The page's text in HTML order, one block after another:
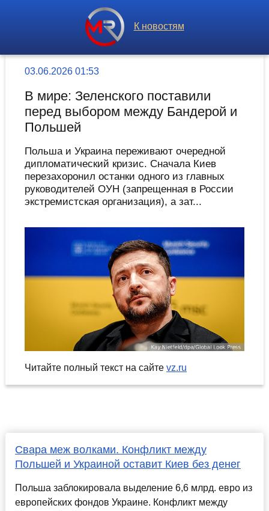
К новостям
03.06.2026 01:53
В мире: Зеленского поставили
перед выбором между Бандерой и
Польшей
Польша и Украина переживают очередной
дипломатический кризис. Сначала Киев
перезахоронил останки одного из главных
руководителей ОУН (запрещенная в России
экстремистская организация), а зат...
Читайте полный текст на сайте vz.ru
Свара меж волками. Конфликт между
Польшей и Украиной оставит Киев без денег
Польша заблокировала выделение 6,6 млрд. евро из
европейских фондов Украине. Конфликт между